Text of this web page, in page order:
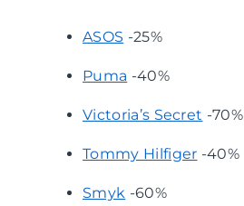
ASOS -25%
Puma -40%
Victoria’s Secret -70%
Tommy Hilfiger -40%
Smyk -60%